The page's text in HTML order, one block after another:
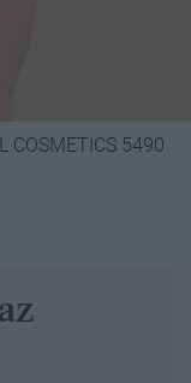
COSMETICS 5490